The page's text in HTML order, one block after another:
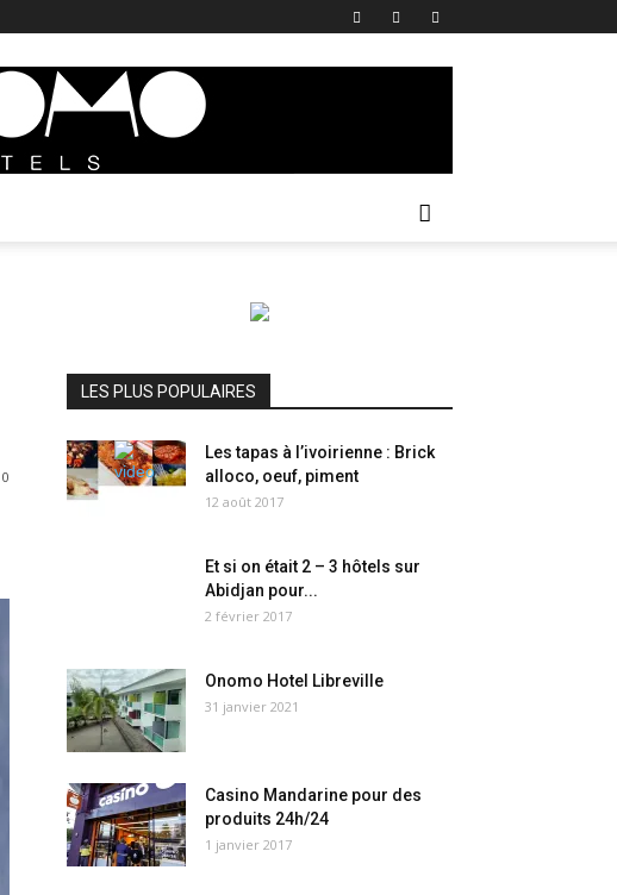
0
LES PLUS POPULAIRES
Les tapas à l’ivoirienne : Brick
alloco, oeuf, piment
12 août 2017
Et si on était 2 – 3 hôtels sur
Abidjan pour...
2 février 2017
Onomo Hotel Libreville
31 janvier 2021
Casino Mandarine pour des
produits 24h/24
1 janvier 2017